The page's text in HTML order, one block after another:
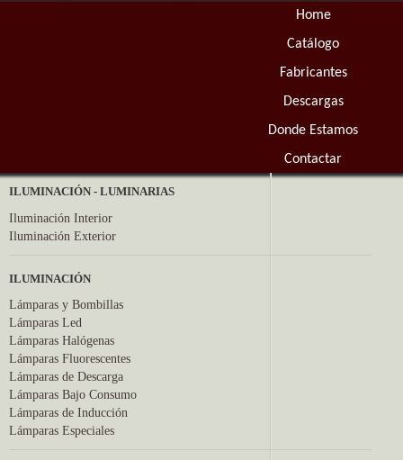
Home
Catálogo
Fabricantes
Descargas
Donde Estamos
Contactar
ILUMINACIÓN - LUMINARIAS
Iluminación Interior
Iluminación Exterior
ILUMINACIÓN
Lámparas y Bombillas
Lámparas Led
Lámparas Halógenas
Lámparas Fluorescentes
Lámparas de Descarga
Lámparas Bajo Consumo
Lámparas de Inducción
Lámparas Especiales